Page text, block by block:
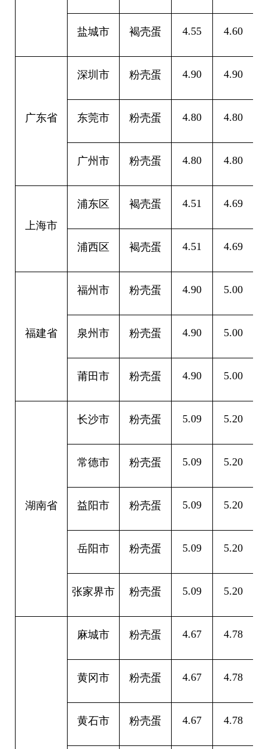
盐城市 褐壳蛋 4.55 4.60
广东省
深圳市 粉壳蛋 4.90 4.90
东莞市 粉壳蛋 4.80 4.80
广州市 粉壳蛋 4.80 4.80
上海市
浦东区 褐壳蛋 4.51 4.69
浦西区 褐壳蛋 4.51 4.69
福建省
福州市 粉壳蛋 4.90 5.00
泉州市 粉壳蛋 4.90 5.00
莆田市 粉壳蛋 4.90 5.00
湖南省
长沙市 粉壳蛋 5.09 5.20
常德市 粉壳蛋 5.09 5.20
益阳市 粉壳蛋 5.09 5.20
岳阳市 粉壳蛋 5.09 5.20
张家界市 粉壳蛋 5.09 5.20
麻城市 粉壳蛋 4.67 4.78
黄冈市 粉壳蛋 4.67 4.78
黄石市 粉壳蛋 4.67 4.78